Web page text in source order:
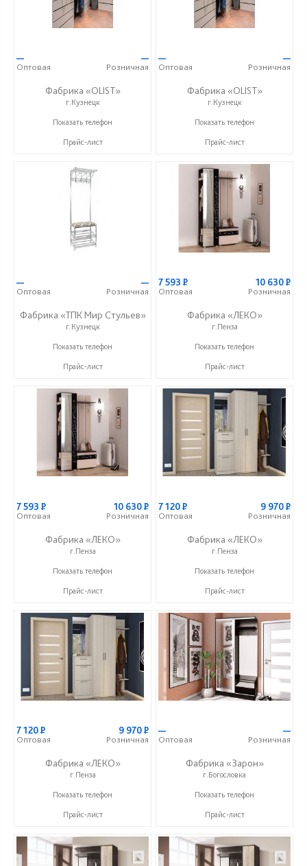
—
Оптовая
—
Розничная
Фабрика «OLIST»
г.Кузнецк
+7 937 412 77 79
Показать телефон
Прайс-лист
—
Оптовая
—
Розничная
Фабрика «OLIST»
г.Кузнецк
+7 937 412 77 79
Показать телефон
Прайс-лист
—
Оптовая
—
Розничная
Фабрика «ТПК Мир Стульев»
г.Кузнецк
8 (927) 648-00-04
Показать телефон
Прайс-лист
7 593 Р
Оптовая
10 630Р
Розничная
Фабрика «ЛЕКО»
г.Пенза
+7 (800) 222-93-90
Показать телефон
Прайс-лист
7 593 Р
Оптовая
10 630Р
Розничная
Фабрика «ЛЕКО»
г.Пенза
+7 (800) 222-93-90
Показать телефон
Прайс-лист
7 120Р
Оптовая
9 970Р
Розничная
Фабрика «ЛЕКО»
г.Пенза
+7 (800) 222-93-90
Показать телефон
Прайс-лист
7 120Р
Оптовая
9 970Р
Розничная
Фабрика «ЛЕКО»
г.Пенза
+7 (800) 222-93-90
Показать телефон
Прайс-лист
—
Оптовая
—
Розничная
Фабрика «Зарон»
г.Богословка
+7 (8412) 21-50-66
Показать телефон
Прайс-лист